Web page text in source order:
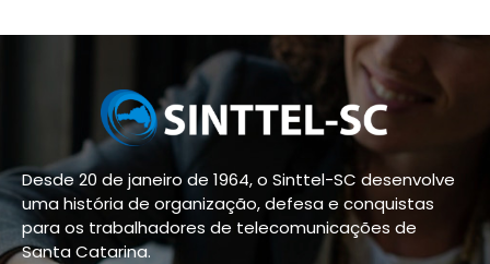
Desde 20 de janeiro de 1964, o Sinttel-SC desenvolve
uma história de organização, defesa e conquistas
para os trabalhadores de telecomunicações de
Santa Catarina.